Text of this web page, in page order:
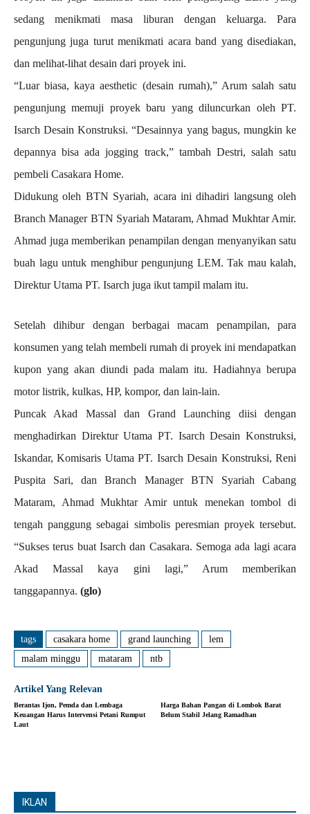
sedang menikmati masa liburan dengan keluarga. Para
pengunjung juga turut menikmati acara band yang disediakan,
dan melihat-lihat desain dari proyek ini.
“Luar biasa, kaya aesthetic (desain rumah),” Arum salah satu
pengunjung memuji proyek baru yang diluncurkan oleh PT.
Isarch Desain Konstruksi. “Desainnya yang bagus, mungkin ke
depannya bisa ada jogging track,” tambah Destri, salah satu
pembeli Casakara Home.
Didukung oleh BTN Syariah, acara ini dihadiri langsung oleh
Branch Manager BTN Syariah Mataram, Ahmad Mukhtar Amir.
Ahmad juga memberikan penampilan dengan menyanyikan satu
buah lagu untuk menghibur pengunjung LEM. Tak mau kalah,
Direktur Utama PT. Isarch juga ikut tampil malam itu.
Setelah dihibur dengan berbagai macam penampilan, para
konsumen yang telah membeli rumah di proyek ini mendapatkan
kupon yang akan diundi pada malam itu. Hadiahnya berupa
motor listrik, kulkas, HP, kompor, dan lain-lain.
Puncak Akad Massal dan Grand Launching diisi dengan
menghadirkan Direktur Utama PT. Isarch Desain Konstruksi,
Iskandar, Komisaris Utama PT. Isarch Desain Konstruksi, Reni
Puspita Sari, dan Branch Manager BTN Syariah Cabang
Mataram, Ahmad Mukhtar Amir untuk menekan tombol di
tengah panggung sebagai simbolis peresmian proyek tersebut.
“Sukses terus buat Isarch dan Casakara. Semoga ada lagi acara
Akad Massal kaya gini lagi,” Arum memberikan
tanggapannya. (glo)
tags casakara home grand launching
lem
malam minggu
mataram ntb
Artikel Yang Relevan
Berantas Ijon, Pemda dan Lembaga
Keuangan Harus Intervensi Petani Rumput
Laut
Harga Bahan Pangan di Lombok Barat
Belum Stabil Jelang Ramadhan
IKLAN